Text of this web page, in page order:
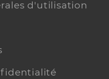
d'utilisation